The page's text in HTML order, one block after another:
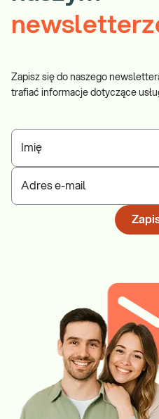
Zapisz się do naszego
trafiać informacje dotyczące
Imię
Adres e-mail